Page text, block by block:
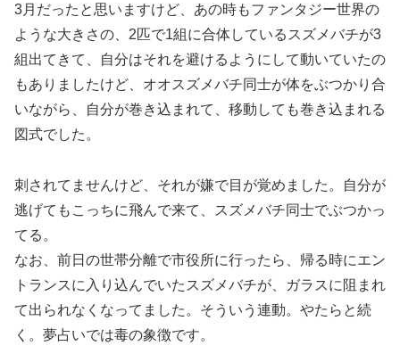
3月だったと思いますけど、あの時もファンタジー世界の
ような大きさの、2匹で1組に合体しているスズメバチが3
組出てきて、自分はそれを避けるようにして動いていたの
もありましたけど、オオスズメバチ同士が体をぶつかり合
いながら、自分が巻き込まれて、移動しても巻き込まれる
図式でした。
刺されてませんけど、それが嫌で目が覚めました。自分が
逃げてもこっちに飛んで来て、スズメバチ同士でぶつかっ
てる。
なお、前日の世帯分離で市役所に行ったら、帰る時にエン
トランスに入り込んでいたスズメバチが、ガラスに阻まれ
て出られなくなってました。そういう連動。やたらと続
く。夢占いでは毒の象徴です。